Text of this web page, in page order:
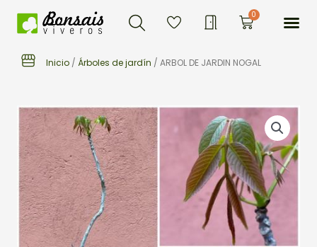
Buscar 0Carrito
Inicio / Árboles de jardín / ARBOL DE JARDIN NOGAL